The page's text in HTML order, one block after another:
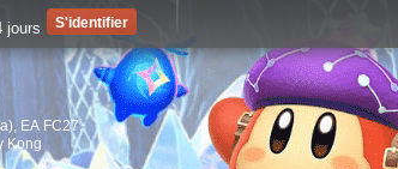
EA FC27,
Kong
jours